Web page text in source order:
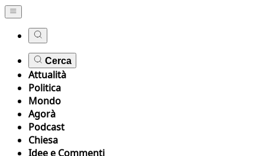
Cerca
Attualità
Politica
Mondo
Agorà
Podcast
Chiesa
Idee e Commenti